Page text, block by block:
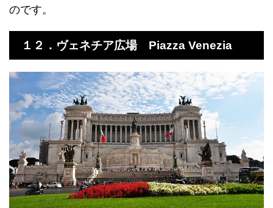
のです。
１２．ヴェネチア広場 Piazza Venezia